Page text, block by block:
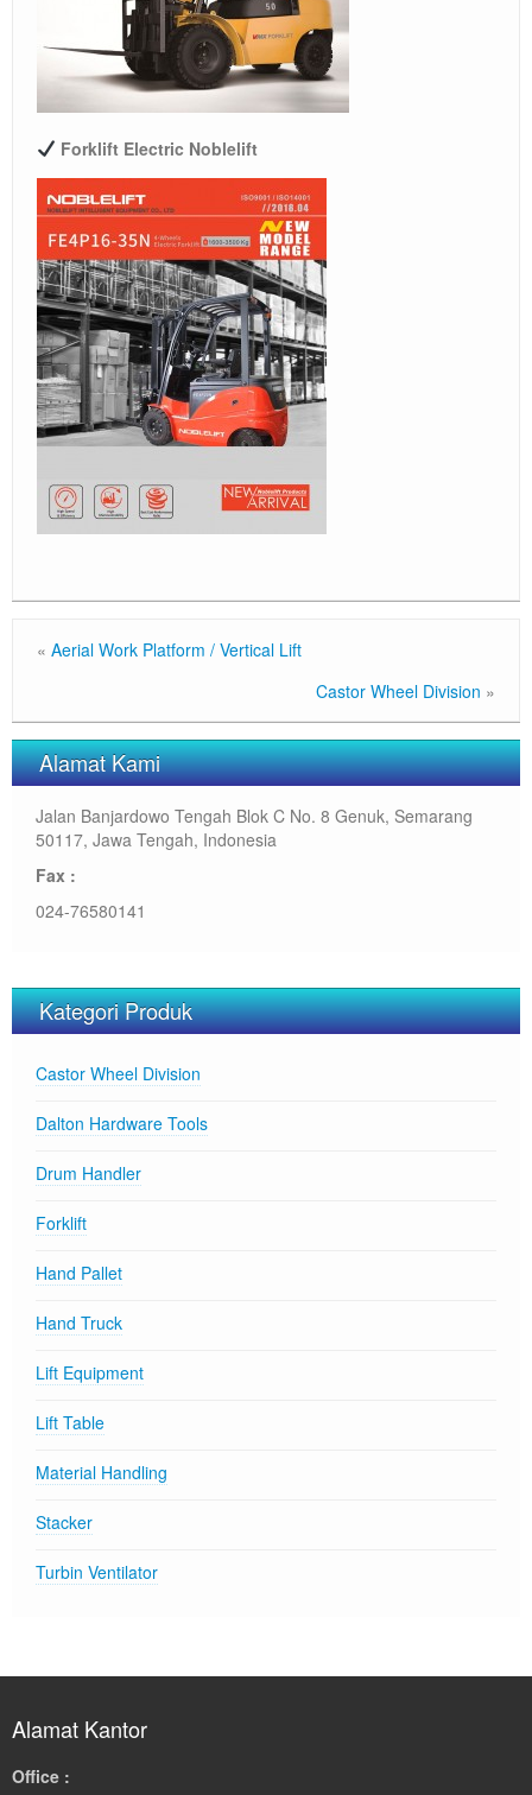
Forklift Electric Noblelift
« Aerial Work Platform / Vertical Lift
Castor Wheel Division »
Alamat Kami
Jalan Banjardowo Tengah Blok C No. 8 Genuk, Semarang
50117, Jawa Tengah, Indonesia
Fax :
024-76580141
Kategori Produk
Castor Wheel Division
Dalton Hardware Tools
Drum Handler
Forklift
Hand Pallet
Hand Truck
Lift Equipment
Lift Table
Material Handling
Stacker
Turbin Ventilator
Alamat Kantor
Office :